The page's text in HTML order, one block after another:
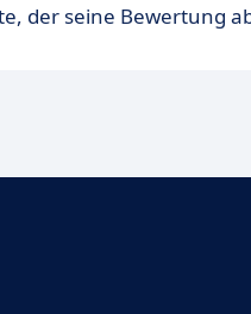
der seine Bewertung